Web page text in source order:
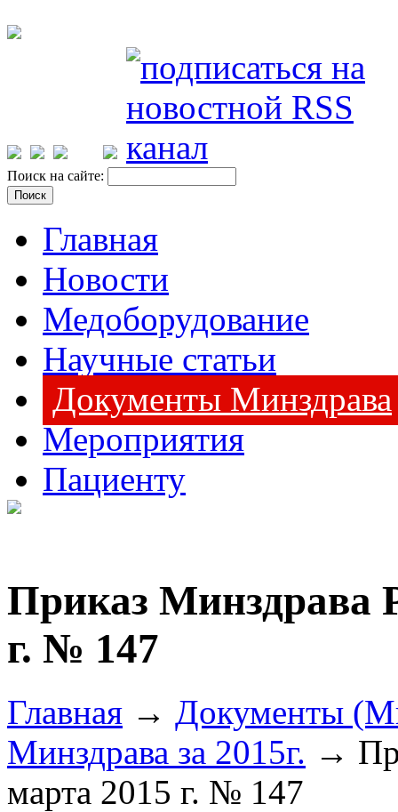
Поиск на сайте:
Главная
Новости
Медоборудование
Научные статьи
Документы Минздрава
Мероприятия
Пациенту
Приказ Минздрава
г. № 147
Главная → Документы
Минздрава за 2015г. →
марта 2015 г. № 147